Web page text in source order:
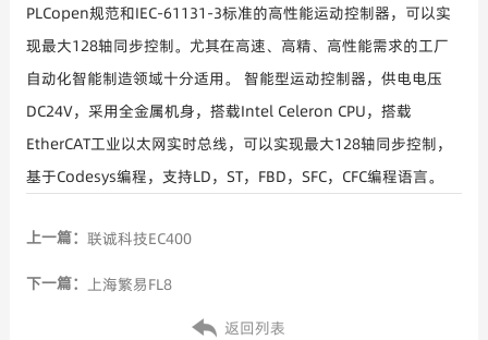
PLCopen规范和IEC-61131-3标准的高性能运动控制器，可以实
现最大128轴同步控制。尤其在高速、高精、高性能需求的工厂
自动化智能制造领域十分适用。 智能型运动控制器，供电电压
DC24V，采用全金属机身，搭载Intel Celeron CPU，搭载
EtherCAT工业以太网实时总线，可以实现最大128轴同步控制，
基于Codesys编程，支持LD，ST，FBD，SFC，CFC编程语言。
上一篇： 联诚科技EC400
下一篇： 上海繁易FL8
返回列表